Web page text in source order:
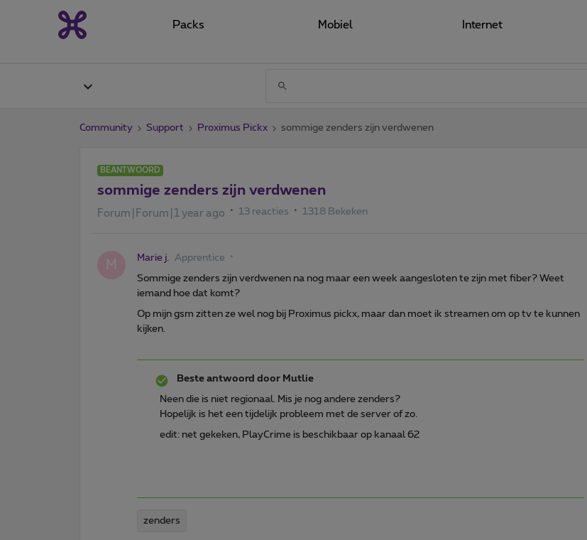
Packs Mobiel Internet
Community Support Proximus Pickx sommige zenders zijn verdwenen
BEANTWOORD
sommige zenders zijn verdwenen
Forum|Forum|1 year ago 13 reacties 1318 Bekeken
M Marie j. Apprentice
Sommige zenders zijn verdwenen na nog maar een week aangesloten te zijn met fiber? Weet
iemand hoe dat komt?
Op mijn gsm zitten ze wel nog bij Proximus pickx, maar dan moet ik streamen om op tv te kunnen
kijken.
Beste antwoord door Mutlie
Neen die is niet regionaal. Mis je nog andere zenders?
Hopelijk is het een tijdelijk probleem met de server of zo.
edit: net gekeken, PlayCrime is beschikbaar op kanaal 62
zenders